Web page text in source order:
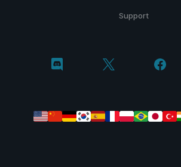
Support